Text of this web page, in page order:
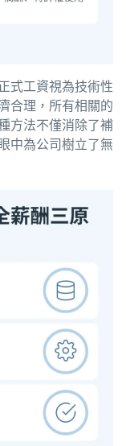
式工資視為技術性
合理，所有相關的
方法不僅消除了補
中為公司樹立了無